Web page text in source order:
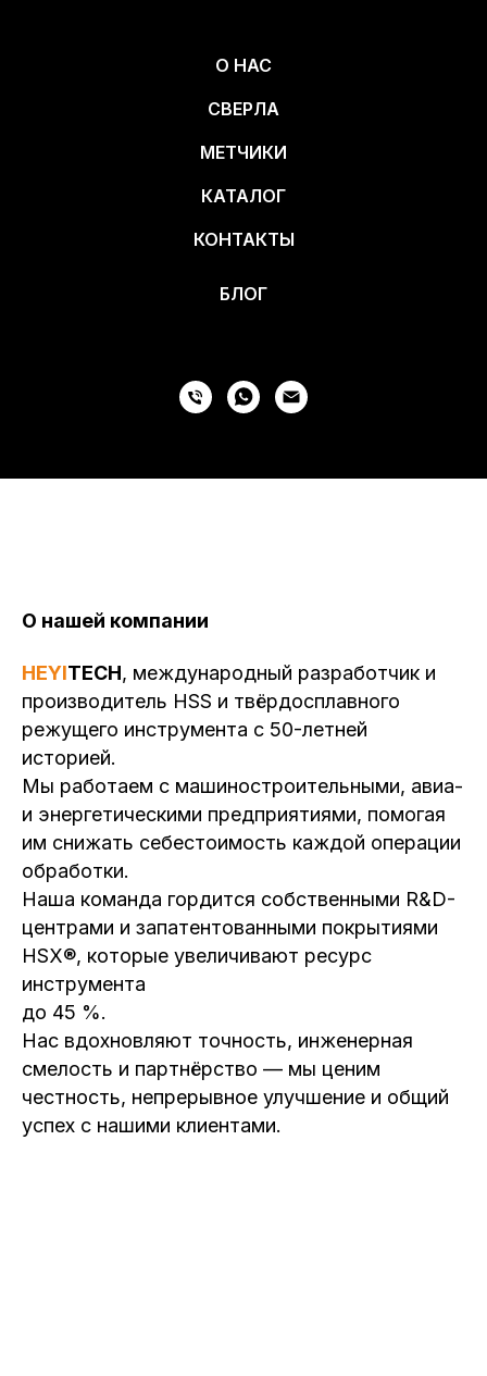
О НАС
СВЕРЛА
МЕТЧИКИ
КАТАЛОГ
КОНТАКТЫ
БЛОГ
О нашей компании
HEYITECH, международный разработчик и
производитель HSS и твёрдосплавного
режущего инструмента с 50-летней
историей.
Мы работаем с машиностроительными, авиа-
и энергетическими предприятиями, помогая
им снижать себестоимость каждой операции
обработки.
Наша команда гордится собственными R&D-
центрами и запатентованными покрытиями
HSX®, которые увеличивают ресурс
инструмента
до 45 %.
Нас вдохновляют точность, инженерная
смелость и партнёрство — мы ценим
честность, непрерывное улучшение и общий
успех с нашими клиентами.